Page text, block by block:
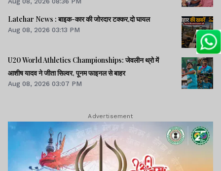
Latehar News : बाइक-कार की जोरदार टक्‍कर,दो घायल
Aug 08, 2026 03:13 PM
U20 World Athletics Championships: जेवलीन थ्रो में
आशीष यादव ने जीता सिल्वर, पूनम फाइनल से बाहर
Aug 08, 2026 03:07 PM
Advertisement